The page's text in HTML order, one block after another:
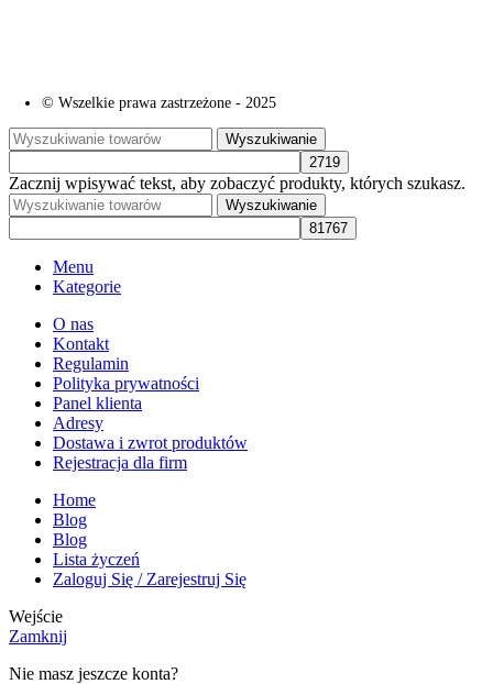
© Wszelkie prawa zastrzeżone - 2025
Wyszukiwanie
Zacznij wpisywać tekst, aby zobaczyć produkty, których szukasz.
Wyszukiwanie
Menu
Kategorie
O nas
Kontakt
Regulamin
Polityka prywatności
Panel klienta
Adresy
Dostawa i zwrot produktów
Rejestracja dla firm
Home
Blog
Blog
Lista życzeń
Zaloguj Się / Zarejestruj Się
Wejście
Zamknij
Nie masz jeszcze konta?